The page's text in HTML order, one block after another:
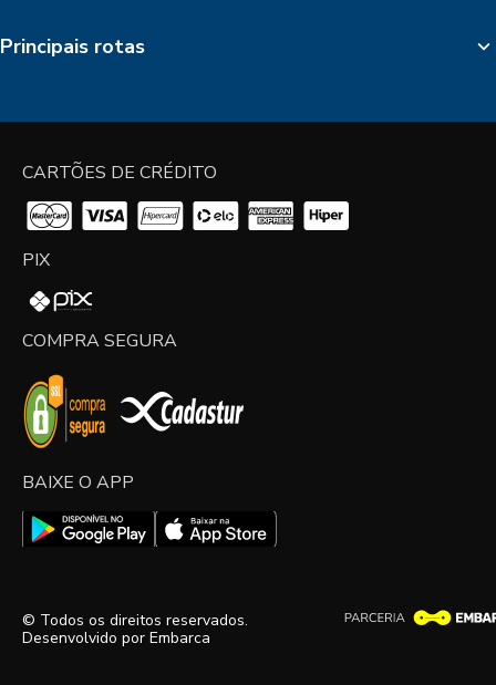
Principais rotas
CARTÕES DE CRÉDITO
PIX
COMPRA SEGURA
BAIXE O APP
© Todos os direitos reservados.
Desenvolvido por Embarca